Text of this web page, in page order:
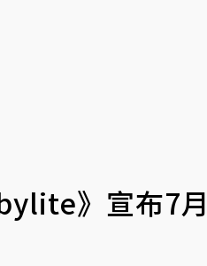
》宣布7